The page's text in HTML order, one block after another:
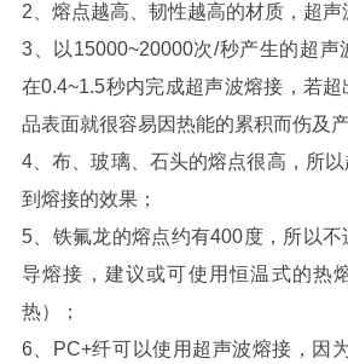
2、熔点越高、韧性越高的材质，超声
3、以15000~20000次/秒产生的超声
在0.4~1.5秒内完成超声波熔接，若
品表面就很容易因热能的累积而伤及
4、布、玻璃、石头的熔点很高，所
到熔接的效果；
5、铁氟龙的熔点约有400度，所以
导熔接，建议或可使用恒温式的热
热）；
6、PC+纤可以使用超声波熔接，因